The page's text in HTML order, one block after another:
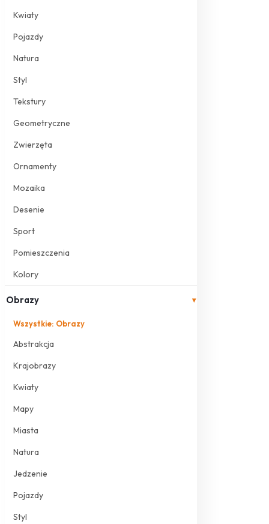
Kwiaty
Pojazdy
Natura
Styl
Tekstury
Geometryczne
Zwierzęta
Ornamenty
Mozaika
Desenie
Sport
Pomieszczenia
Kolory
Obrazy ▾
Wszystkie: Obrazy
Abstrakcja
Krajobrazy
Kwiaty
Mapy
Miasta
Natura
Jedzenie
Pojazdy
Styl